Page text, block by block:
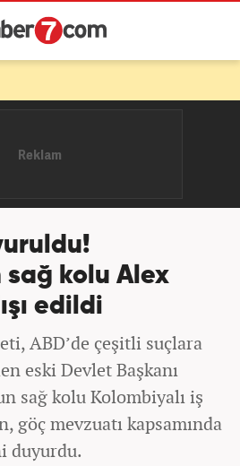
kolu Alex
edildi
ABD’de çeşitli suçlara
eski Devlet Başkanı
sağ kolu Kolombiyalı iş
göç mevzuatı kapsamında
duyurdu.